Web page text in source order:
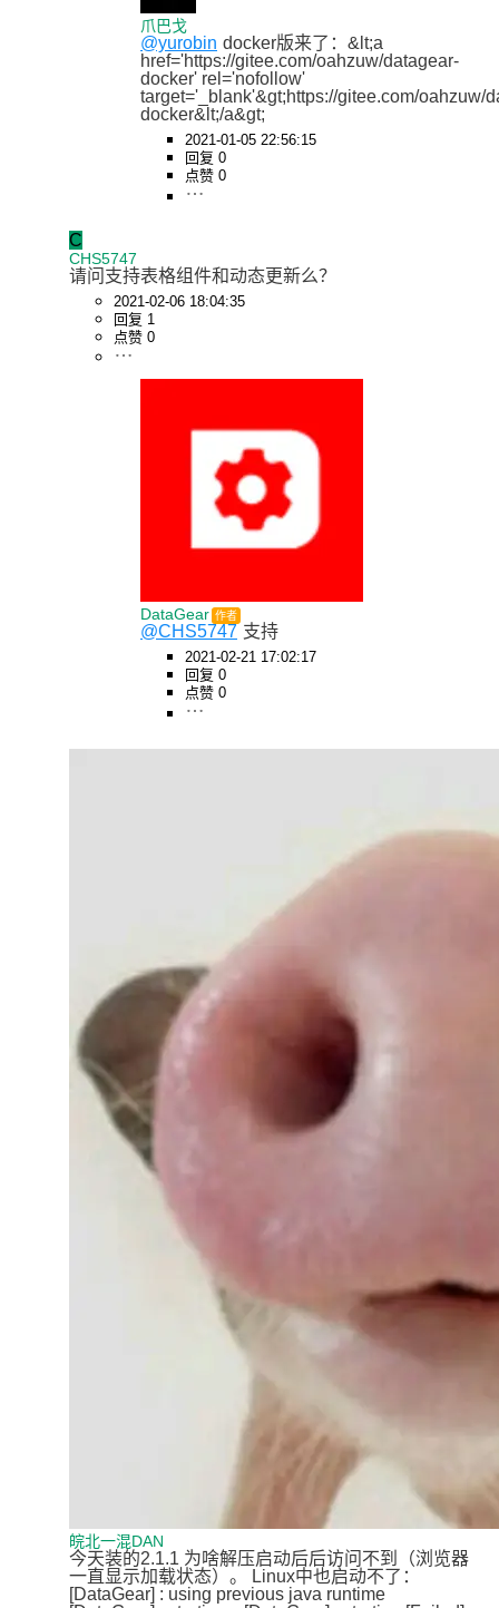
爪巴戈
@yurobin docker版来了：&lt;a
href='https://gitee.com/oahzuw/datagear-
docker' rel='nofollow'
target='_blank'&gt;https://gitee.com/oahzuw/
docker&lt;/a&gt;
2021-01-05 22:56:15
回复 0
点赞 0
C
CHS5747
请问支持表格组件和动态更新么？
2021-02-06 18:04:35
回复 1
点赞 0
DataGear 作者
@CHS5747 支持
2021-02-21 17:02:17
回复 0
点赞 0
皖北一混DAN
今天装的2.1.1 为啥解压启动后后访问不到（浏览器
一直显示加载状态）。 Linux中也启动不了：
[DataGear] : using previous java runtime